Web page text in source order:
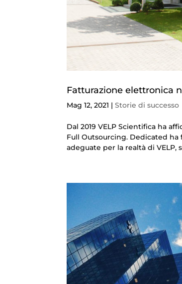
Fatturazione elettronica
Mag 12, 2021 |Storie di successo
Dal 2019 VELP Scientifica ha
Full Outsourcing. Dedicated
adeguate per la realtà di VELP,